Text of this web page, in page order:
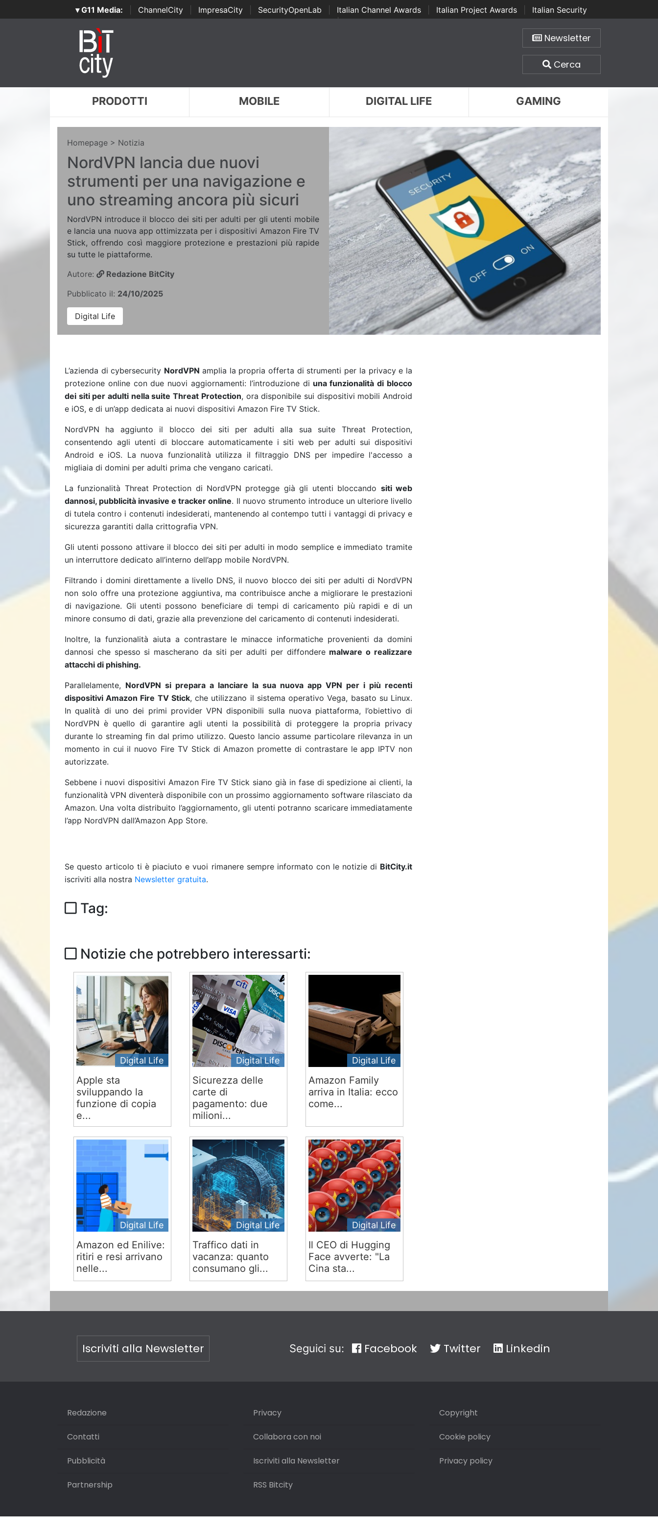
▾ G11 Media: ChannelCity ImpresaCity SecurityOpenLab Italian Channel Awards Italian Project Awards
Italian Security
Awards | ...
Newsletter
Cerca
PRODOTTI MOBILE DIGITAL LIFE GAMING
Homepage > Notizia
NordVPN lancia due nuovi
strumenti per una navigazione e
uno streaming ancora più sicuri
NordVPN introduce il blocco dei siti per adulti per gli utenti mobile
e lancia una nuova app ottimizzata per i dispositivi Amazon Fire TV
Stick, offrendo così maggiore protezione e prestazioni più rapide
su tutte le piattaforme.
Autore:
Redazione BitCity
Pubblicato il: 24/10/2025
Digital Life
L’azienda di cybersecurity NordVPN amplia la propria offerta di strumenti per la privacy e la
protezione online con due nuovi aggiornamenti: l’introduzione di unafunzionalità di blocco
dei siti per adulti nella suite Threat Protection, ora disponibile sui dispositivi mobili Android
e iOS, e di un’app dedicata ai nuovi dispositivi Amazon Fire TV Stick.
NordVPN ha aggiunto il blocco dei siti per adulti alla sua suite Threat Protection,
consentendo agli utenti di bloccare automaticamente i siti web per adulti sui dispositivi
Android e iOS. La nuova funzionalità utilizza il filtraggio DNS per impedire l'accesso a
migliaia di domini per adulti prima che vengano caricati.
La funzionalità Threat Protection di NordVPN protegge già gli utenti bloccando siti web
dannosi, pubblicità invasive e tracker online. Il nuovo strumento introduce un ulteriore livello
di tutela contro i contenuti indesiderati, mantenendo al contempo tutti i vantaggi di privacy e
sicurezza garantiti dalla crittografia VPN.
Gli utenti possono attivare il blocco dei siti per adulti in modo semplice e immediato tramite
un interruttore dedicato all’interno dell’app mobile NordVPN.
Filtrando i domini direttamente a livello DNS, il nuovo blocco dei siti per adulti di NordVPN
non solo offre una protezione aggiuntiva, ma contribuisce anche a migliorare le prestazioni
di navigazione. Gli utenti possono beneficiare di tempi di caricamento più rapidi e di un
minore consumo di dati, grazie alla prevenzione del caricamento di contenuti indesiderati.
Inoltre, la funzionalità aiuta a contrastare le minacce informatiche provenienti da domini
dannosi che spesso si mascherano da siti per adulti per diffondere malware o realizzare
attacchi di phishing.
Parallelamente, NordVPN si prepara a lanciare la sua nuova app VPN per i più recenti
dispositivi Amazon Fire TV Stick, che utilizzano il sistema operativo Vega, basato su Linux.
In qualità di uno dei primi provider VPN disponibili sulla nuova piattaforma, l’obiettivo di
NordVPN è quello di garantire agli utenti la possibilità di proteggere la propria privacy
durante lo streaming fin dal primo utilizzo. Questo lancio assume particolare rilevanza in un
momento in cui il nuovo Fire TV Stick di Amazon promette di contrastare le app IPTV non
autorizzate.
Sebbene i nuovi dispositivi Amazon Fire TV Stick siano già in fase di spedizione ai clienti, la
funzionalità VPN diventerà disponibile con un prossimo aggiornamento software rilasciato da
Amazon. Una volta distribuito l’aggiornamento, gli utenti potranno scaricare immediatamente
l’app NordVPN dall’Amazon App Store.
Se questo articolo ti è piaciuto e vuoi rimanere sempre informato con le notizie di BitCity.it
iscriviti alla nostra Newsletter gratuita.
Tag:
Notizie che potrebbero interessarti:
Digital Life
Apple sta
sviluppando la
funzione di copia
e...
Digital Life
Sicurezza delle
carte di
pagamento: due
milioni...
Digital Life
Amazon Family
arriva in Italia: ecco
come...
Digital Life
Amazon ed Enilive:
ritiri e resi arrivano
nelle...
Digital Life
Traffico dati in
vacanza: quanto
consumano gli...
Digital Life
Il CEO di Hugging
Face avverte: "La
Cina sta...
Iscriviti alla Newsletter Seguici su: Facebook Twitter Linkedin
Redazione
Contatti
Pubblicità
Partnership
Privacy
Collabora con noi
Iscriviti alla Newsletter
RSS Bitcity
Copyright
Cookie policy
Privacy policy